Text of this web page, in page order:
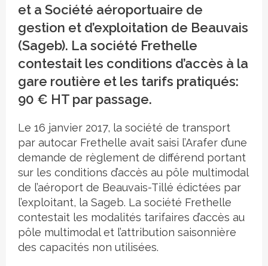
et a Société aéroportuaire de
gestion et d’exploitation de Beauvais
(Sageb). La société Frethelle
contestait les conditions d’accès à la
gare routière et les tarifs pratiqués:
90 € HT par passage.
Le 16 janvier 2017, la société de transport
par autocar Frethelle avait saisi l’Arafer d’une
demande de règlement de différend portant
sur les conditions d’accès au pôle multimodal
de l’aéroport de Beauvais-Tillé édictées par
l’exploitant, la Sageb. La société Frethelle
contestait les modalités tarifaires d’accès au
pôle multimodal et l’attribution saisonnière
des capacités non utilisées.